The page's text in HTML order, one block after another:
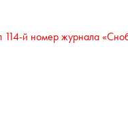
114-й номер журнала